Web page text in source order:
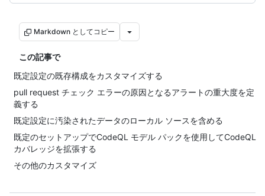
Markdown としてコピー
この記事で
既定設定の既存構成をカスタマイズする
pull request チェック エラーの原因となるアラートの重大度を定
義する
既定設定に汚染されたデータのローカル ソースを含める
既定のセットアップでCodeQL モデル パックを使用してCodeQL
カバレッジを拡張する
その他のカスタマイズ